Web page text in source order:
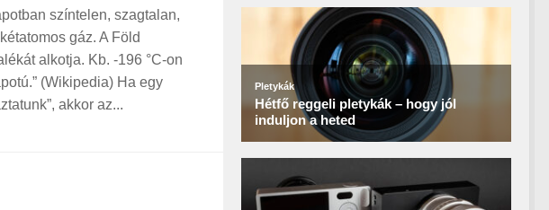
színtelen, szagtalan,
gáz. A Föld
alkotja. Kb. -196 °C-on
(Wikipedia) Ha egy
akkor az...